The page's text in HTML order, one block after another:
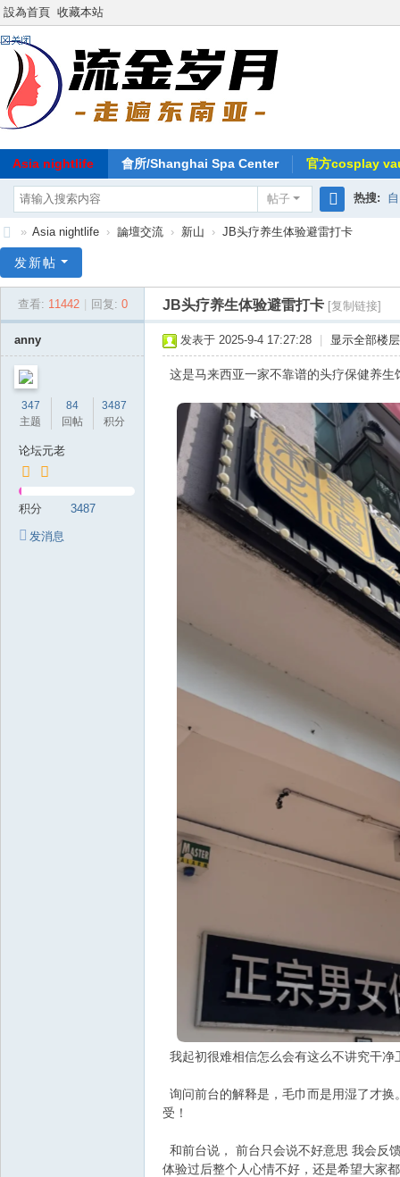
設為首頁 收藏本站
Asia nightlife 會所/Shanghai Spa Center 官方cosplay
帖子
搜
热搜:
南
» Asia nightlife › 論壇交流 › 新山 › JB头疗养生体验避雷打卡
发新帖
查看: 11442 回复: 0 JB头疗养生体验避雷打卡 [复制链接]
anny
347
主题
84
回帖
3487
积分
论坛元老
积分 3487
发消息
发表于 2025-9-4 17:27:28 显示全部楼层
这是马来西亚一家不靠谱的头疗保健养生
我起初很难相信怎么会有这么不讲究干
询问前台的解释是，毛巾而是用湿了才
受！
和前台说， 前台只会说不好意思 我会反
体验过后整个人心情不好，还是希望大家